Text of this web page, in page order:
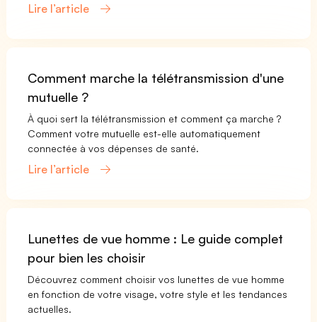
Lire l’article
Comment marche la télétransmission d'une
mutuelle ?
À quoi sert la télétransmission et comment ça marche ?
Comment votre mutuelle est-elle automatiquement
connectée à vos dépenses de santé.
Lire l’article
Lunettes de vue homme : Le guide complet
pour bien les choisir
Découvrez comment choisir vos lunettes de vue homme
en fonction de votre visage, votre style et les tendances
actuelles.